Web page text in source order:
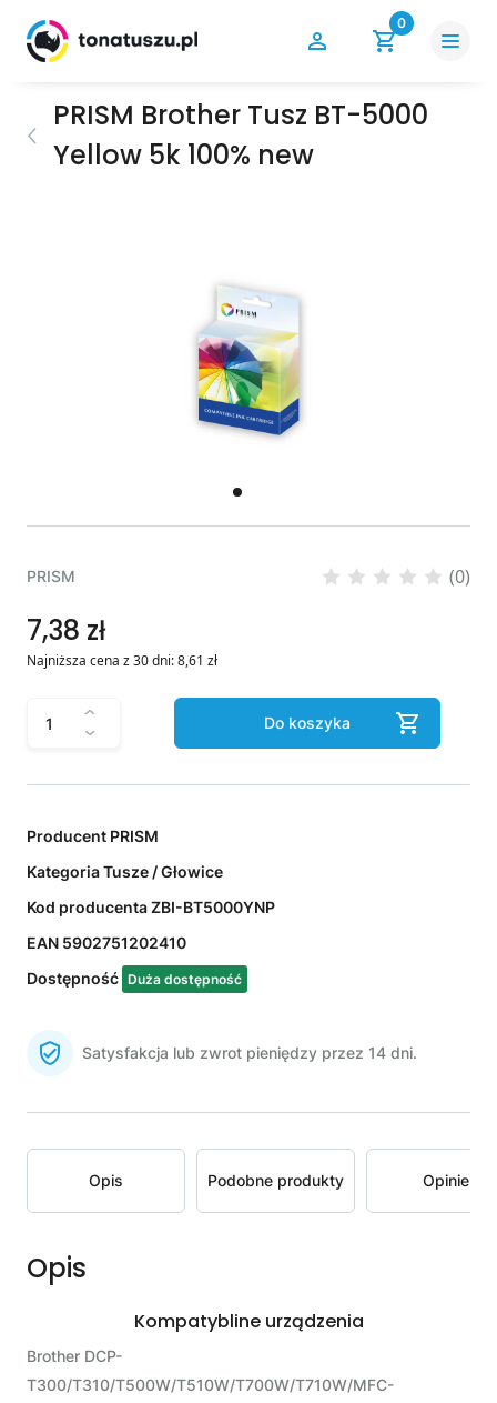
0
PRISM Brother Tusz BT-5000
Yellow 5k 100% new
PRISM (0)
7,38 zł
Najniższa cena z 30 dni:8,61 zł
Producent PRISM
KategoriaTusze / Głowice
Kod producentaZBI-BT5000YNP
EAN 5902751202410
Dostępność Duża dostępność
Do koszyka
Satysfakcja lub zwrot pieniędzy przez 14 dni.
Opis Podobne produkty Opinie
Opis
Kompatybline urządzenia
Brother DCP-
T300/T310/T500W/T510W/T700W/T710W/MFC-